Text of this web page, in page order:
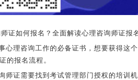
证如何报名？全面解读心理咨询师证报
心理咨询工作的必备证书，想要获得这
的报名流程。
师证需要找到考试管理部门授权的培训